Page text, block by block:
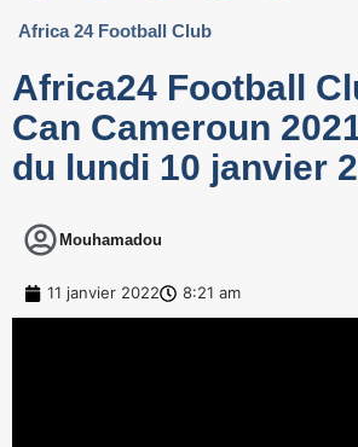
Africa 24 Football Club
Africa24 Football
Can Cameroun
du lundi 10 janvier
Mouhamadou
11 janvier 2022 8:21 am